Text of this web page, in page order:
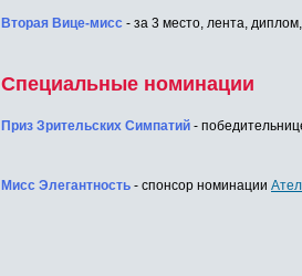
Вторая Вице-мисс - за 3 место, лента,
Специальные номинации
Приз Зрительских Симпатий -
Мисс Элегантность - спонсор номинации